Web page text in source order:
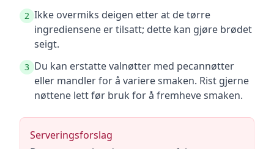
2 Ikke overmiks deigen etter at de tørre
ingrediensene er tilsatt; dette kan gjøre brødet
seigt.
3 Du kan erstatte valnøtter med pecannøtter
eller mandler for å variere smaken. Rist gjerne
nøttene lett før bruk for å fremheve smaken.
Serveringsforslag